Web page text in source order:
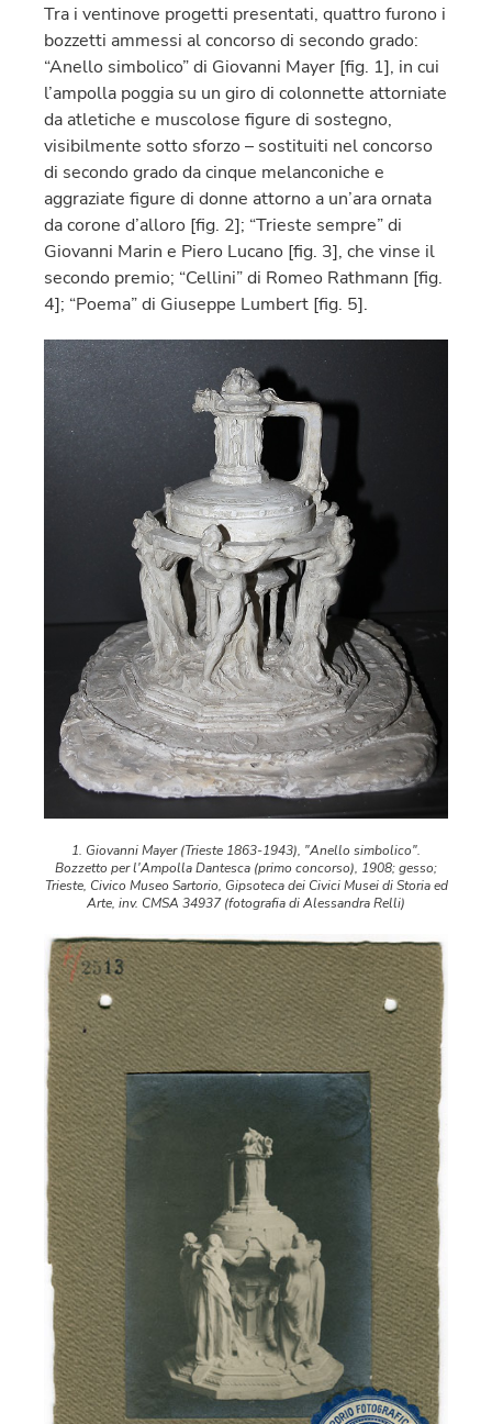
Tra i ventinove progetti presentati, quattro furono i
bozzetti ammessi al concorso di secondo grado:
“Anello simbolico” di Giovanni Mayer [fig. 1], in cui
l’ampolla poggia su un giro di colonnette attorniate
da atletiche e muscolose figure di sostegno,
visibilmente sotto sforzo – sostituiti nel concorso
di secondo grado da cinque melanconiche e
aggraziate figure di donne attorno a un’ara ornata
da corone d’alloro [fig. 2]; “Trieste sempre” di
Giovanni Marin e Piero Lucano [fig. 3], che vinse il
secondo premio; “Cellini” di Romeo Rathmann [fig.
4]; “Poema” di Giuseppe Lumbert [fig. 5].
1. Giovanni Mayer (Trieste 1863-1943), "Anello simbolico".
Bozzetto per l'Ampolla Dantesca (primo concorso), 1908; gesso;
Trieste, Civico Museo Sartorio, Gipsoteca dei Civici Musei di Storia ed
Arte, inv. CMSA 34937 (fotografia di Alessandra Relli)